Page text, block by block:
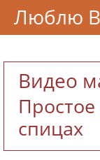
Видео
спицах
Люблю